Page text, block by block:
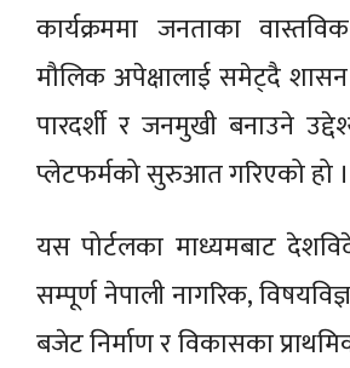
कार्यक्रममा जनताका
मौलिक अपेक्षालाई समेट्दै
पारदर्शी र जनमुखी बनाउने
प्लेटफर्मको सुरुआत गरिएको हो ।
यस पोर्टलका माध्यमबाट
सम्पूर्ण नेपाली नागरिक,
बजेट निर्माण र विकासका